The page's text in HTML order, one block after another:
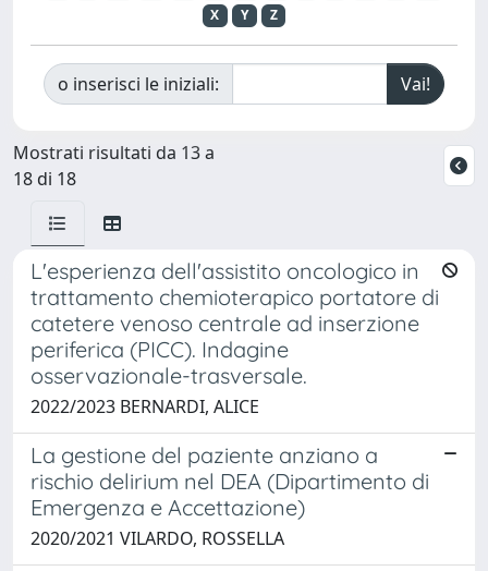
X
Y Z
o inserisci le iniziali:
Mostrati risultati da 13 a
18 di 18
L'esperienza dell'assistito oncologico in
trattamento chemioterapico portatore di
catetere venoso centrale ad inserzione
periferica (PICC). Indagine
osservazionale-trasversale.
2022/2023 BERNARDI, ALICE
La gestione del paziente anziano a
rischio delirium nel DEA (Dipartimento di
Emergenza e Accettazione)
2020/2021 VILARDO, ROSSELLA